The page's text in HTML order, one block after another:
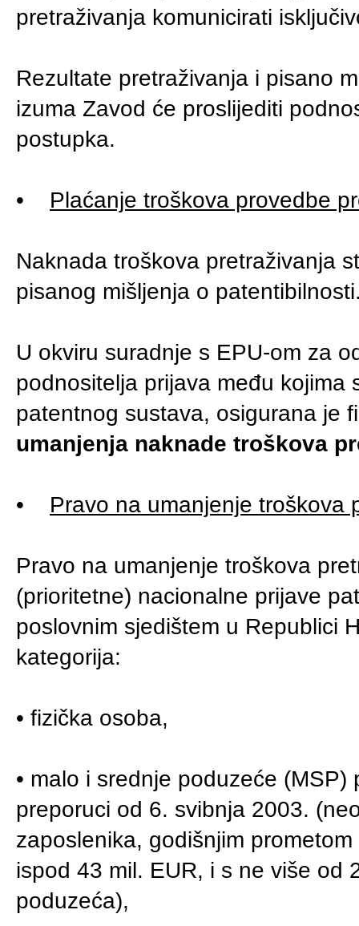
pretraživanja komunicirati
Rezultate pretraživanja i pisano
izuma Zavod će proslijediti
postupka.
• Plaćanje troškova provedbe
Naknada troškova pretraživanja
pisanog mišljenja o
U okviru suradnje s EPU-om za
podnositelja prijava među kojima
patentnog sustava, osigurana je
umanjenja naknade troškova
• Pravo na umanjenje troškova
Pravo na umanjenje troškova
(prioritetne) nacionalne prijave
poslovnim sjedištem u Republici
kategorija:
• fizička osoba,
• malo i srednje poduzeće
preporuci od 6. svibnja 2003.
zaposlenika, godišnjim
ispod 43 mil. EUR, i s ne više od
poduzeća),